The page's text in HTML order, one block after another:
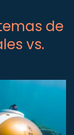
de
vs.